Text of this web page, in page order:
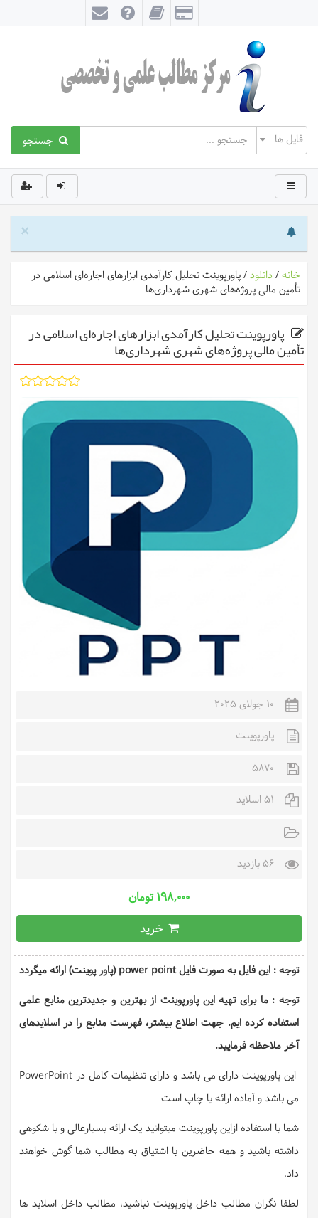
جستجو
×
خانه/ دانلود/پاورپوینت تحلیل کارآمدی ابزارهای اجاره‌ای اسلامی در
تأمین مالی پروژه‌های شهری شهرداری‌ها
پاورپوینت تحلیل کارآمدی ابزارهای اجاره‌ای اسلامی در
تأمین مالی پروژه‌های شهری شهرداری‌ها
10 جولای 2025
پاورپوینت
5870
51 اسلاید
56 بازدید
۱۹۸,۰۰۰ تومان
خرید
توجه : این فایل به صورت فایل power point (پاور پوینت) ارائه میگردد
توجه : ما برای تهیه این پاورپوینت از بهترین و جدیدترین منابع علمی
استفاده کرده ایم. جهت اطلاع بیشتر، فهرست منابع را در اسلایدهای
آخر ملاحظه فرمایید.
این پاورپوینت دارای می باشد و دارای تنظیمات کامل در PowerPoint
می باشد و آماده ارائه یا چاپ است
شما با استفاده ازاین پاورپوینت میتوانید یک ارائه بسیارعالی و با شکوهی
داشته باشید و همه حاضرین با اشتیاق به مطالب شما گوش خواهند
داد.
لطفا نگران مطالب داخل پاورپوینت نباشید، مطالب داخل اسلاید ها